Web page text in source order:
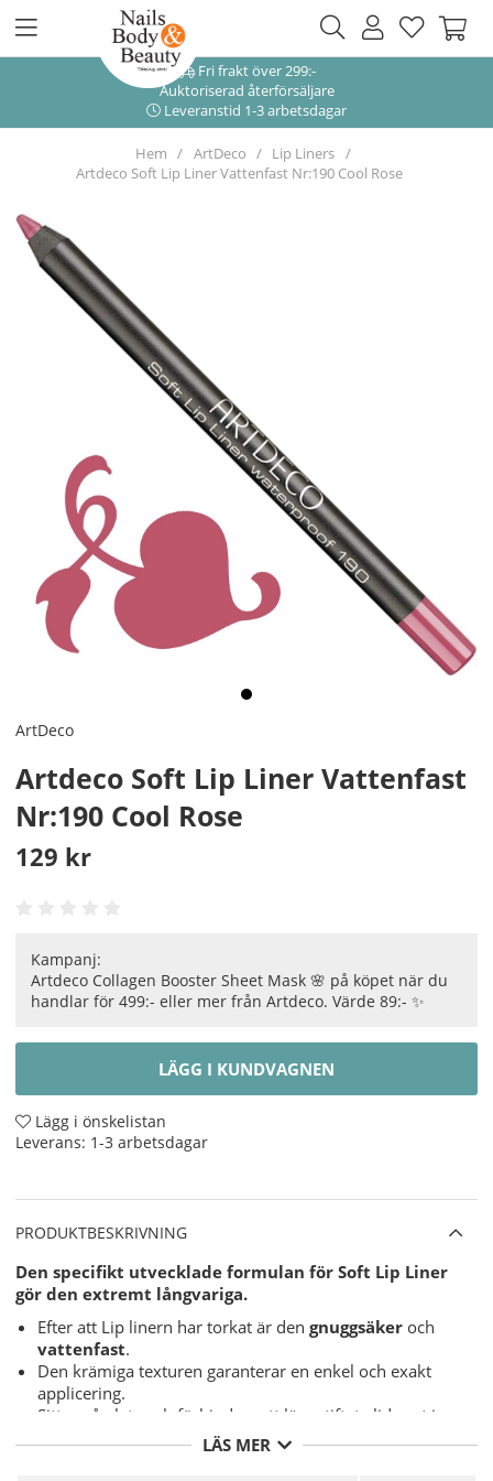
Fri frakt över 299:-
Auktoriserad återförsäljare
Leveranstid 1-3 arbetsdagar
Hem ArtDeco
Lip Liners
Artdeco Soft Lip Liner Vattenfast Nr:190 Cool Rose
ArtDeco
Artdeco Soft Lip Liner Vattenfast
Nr:190 Cool Rose
129 kr
Kampanj:
Artdeco Collagen Booster Sheet Mask 🌸 på köpet när du
handlar för 499:- eller mer från Artdeco. Värde 89:- ✨
LÄGG I KUNDVAGNEN
Lägg i önskelistan
Leverans: 1-3 arbetsdagar
PRODUKTBESKRIVNING
Den specifikt utvecklade formulan för Soft Lip Liner
gör den extremt långvariga.
Efter att Lip linern har torkat är den gnuggsäker och
vattenfast.
Den krämiga texturen garanterar en enkel och exakt
applicering.
Sitter på plats och förhindrar att läppstiftet glider ut i
linjerna kring munnen.
Innehåller naturliga antioxidanter, Vitamin E och är
LÄS MER